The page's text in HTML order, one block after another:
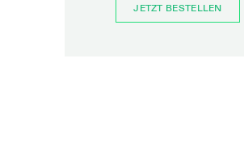
JETZT BESTELLEN